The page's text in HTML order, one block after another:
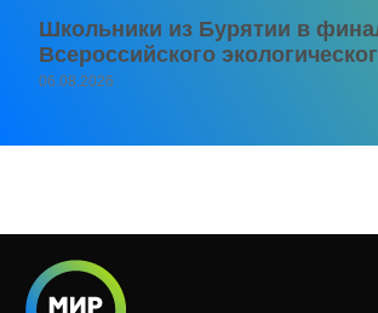
Школьники из Бурятии в
Всероссийского
06.08.2026